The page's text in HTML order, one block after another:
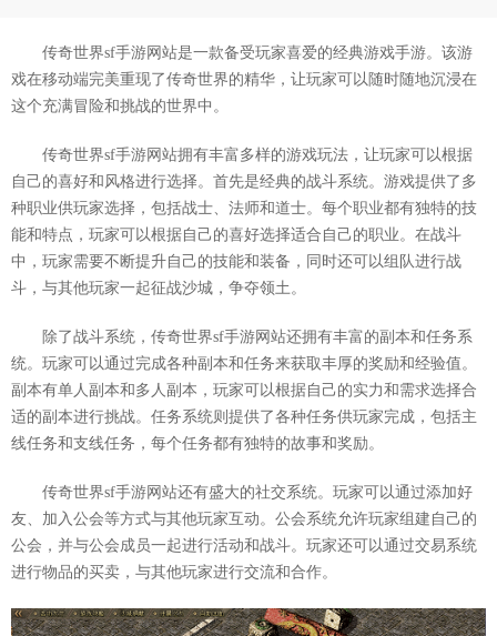
传奇世界sf手游网站是一款备受玩家喜爱的经典游戏手游。该游
戏在移动端完美重现了传奇世界的精华，让玩家可以随时随地沉浸在
这个充满冒险和挑战的世界中。
传奇世界sf手游网站拥有丰富多样的游戏玩法，让玩家可以根据
自己的喜好和风格进行选择。首先是经典的战斗系统。游戏提供了多
种职业供玩家选择，包括战士、法师和道士。每个职业都有独特的技
能和特点，玩家可以根据自己的喜好选择适合自己的职业。在战斗
中，玩家需要不断提升自己的技能和装备，同时还可以组队进行战
斗，与其他玩家一起征战沙城，争夺领土。
除了战斗系统，传奇世界sf手游网站还拥有丰富的副本和任务系
统。玩家可以通过完成各种副本和任务来获取丰厚的奖励和经验值。
副本有单人副本和多人副本，玩家可以根据自己的实力和需求选择合
适的副本进行挑战。任务系统则提供了各种任务供玩家完成，包括主
线任务和支线任务，每个任务都有独特的故事和奖励。
传奇世界sf手游网站还有盛大的社交系统。玩家可以通过添加好
友、加入公会等方式与其他玩家互动。公会系统允许玩家组建自己的
公会，并与公会成员一起进行活动和战斗。玩家还可以通过交易系统
进行物品的买卖，与其他玩家进行交流和合作。